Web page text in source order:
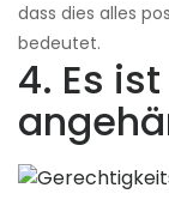
dass dies alles
bedeutet.
4. Es